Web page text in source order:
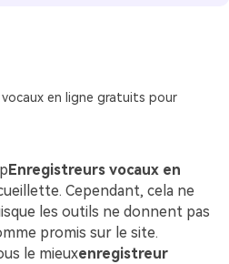
en ligne gratuits pour
Enregistreurs vocaux en
Cependant, cela ne
les outils ne donnent pas
promis sur le site.
le mieuxenregistreur